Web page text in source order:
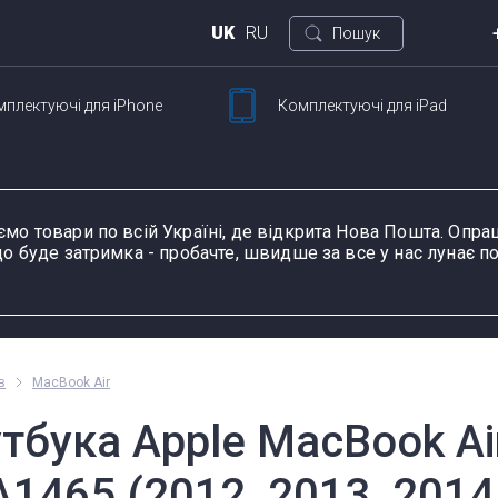
товари по всій Україні, де відкрита Нова Пошта.
затримка - пробачте, швидше за все у нас лунає
UK RU Пошук
блоки живлення для
ноутбука
для iPhone
для смартфонів
Комплектуючі для iPad
планшетів
зарядки планшетів
пристрою, модель або серію
MacBook Air
Apple MacBook